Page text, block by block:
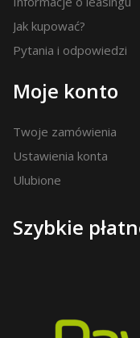
Jak kupować?
Pytania i odpowiedzi
Moje konto
Twoje zamówienia
Ustawienia konta
Ulubione
Szybkie